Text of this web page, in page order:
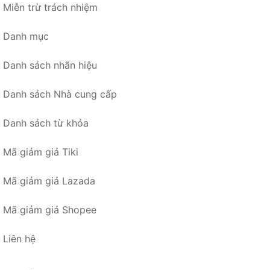
Miễn trừ trách nhiệm
Danh mục
Danh sách nhãn hiệu
Danh sách Nhà cung cấp
Danh sách từ khóa
Mã giảm giá Tiki
Mã giảm giá Lazada
Mã giảm giá Shopee
Liên hệ